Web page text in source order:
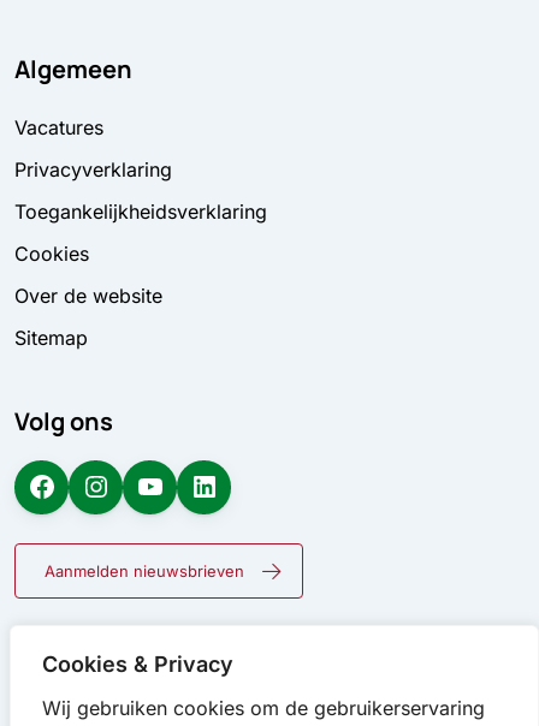
Cookies & Privacy
Wij gebruiken cookies om de gebruikerservaring
Algemeen
Vacatures
Privacyverklaring
Toegankelijkheidsverklaring
Cookies
Over de website
Sitemap
Volg ons
Facebook Instagram YouTube LinkedIn
Aanmelden nieuwsbrieven